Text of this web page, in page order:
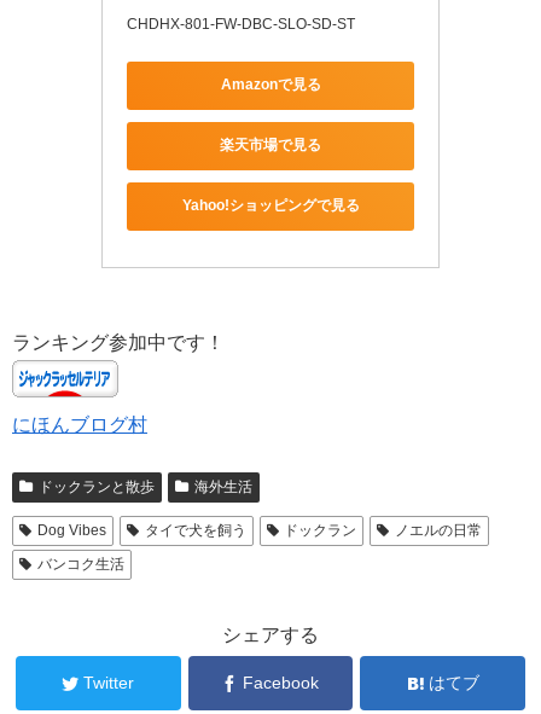
CHDHX-801-FW-DBC-SLO-SD-ST
Amazonで見る
楽天市場で見る
Yahoo!ショッピングで見る
ランキング参加中です！
にほんブログ村
ドックランと散歩 海外生活
Dog Vibes タイで犬を飼う ドックラン
ノエルの日常
バンコク生活
シェアする
Twitter Facebook はてブ